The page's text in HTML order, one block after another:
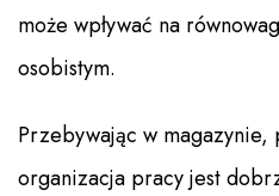
może wpływać na
osobistym.
Przebywając w magazynie,
organizacja pracy jest